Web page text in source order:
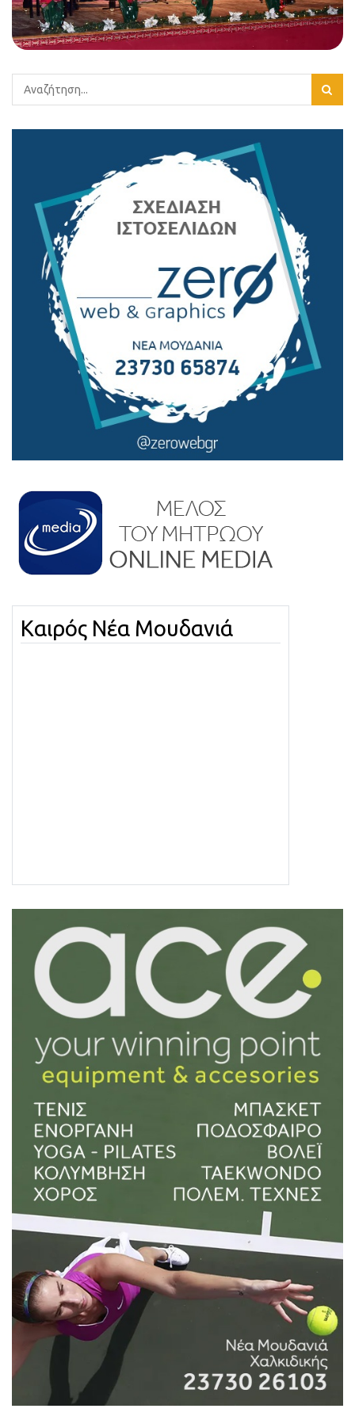
Καιρός Νέα Μουδανιά